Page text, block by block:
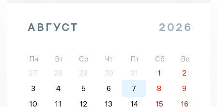
АВГУСТ 2026
Пн Вт Ср Чт Пт Сб
Вс
27
28 29 30 31 1
2
3
4 5 6 7 8
9
10
11 12 13 14 15
16